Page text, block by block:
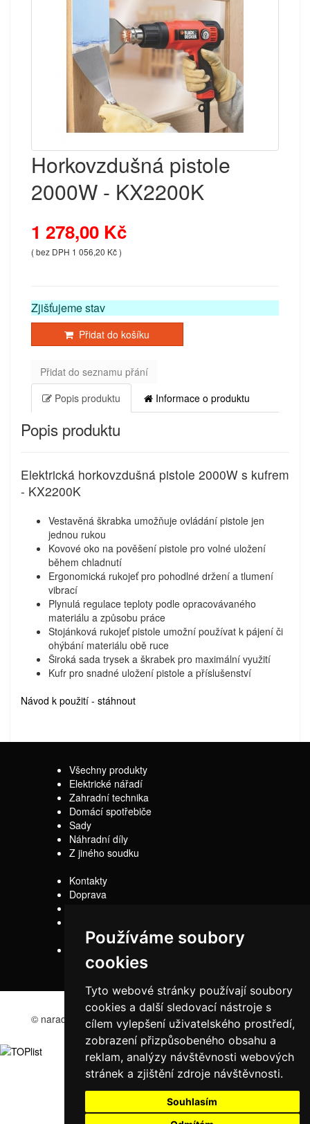
Používáme soubory
cookies
Tyto webové stránky používají soubory
cookies a další sledovací nástroje s
cílem vylepšení uživatelského prostředí,
zobrazení přizpůsobeného obsahu a
reklam, analýzy návštěvnosti webových
stránek a zjištění zdroje návštěvnosti.
Souhlasím
Horkovzdušná pistole
2000W - KX2200K
1 278,00 Kč
( bez DPH 1 056,20 Kč )
Zjišťujeme stav
Přidat do košíku
Přidat do seznamu přání
Popis produktu
Informace o produktu
Popis produktu
Elektrická horkovzdušná pistole 2000W s kufrem
- KX2200K
Vestavěná škrabka umožňuje ovládání pistole jen
jednou rukou
Kovové oko na pověšení pistole pro volné uložení
během chladnutí
Ergonomická rukojeť pro pohodlné držení a tlumení
vibrací
Plynulá regulace teploty podle opracovávaného
materiálu a způsobu práce
Stojánková rukojeť pistole umožní používat k pájení či
ohýbání materiálu obě ruce
Široká sada trysek a škrabek pro maximální využití
Kufr pro snadné uložení pistole a příslušenství
Návod k použití - stáhnout
Všechny produkty
Elektrické nářadí
Zahradní technika
Domácí spotřebiče
Sady
Náhradní díly
Z jiného soudku
Kontakty
Doprava
podmínky
© naradi-bd.cz 2016